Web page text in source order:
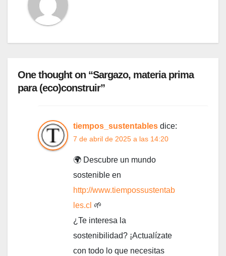
One thought on “Sargazo, materia prima
para (eco)construir”
tiempos_sustentables dice:
7 de abril de 2025 a las 14:20
🌍 Descubre un mundo
sostenible en
http://www.tiempossustentab
les.cl 🌱
¿Te interesa la
sostenibilidad? ¡Actualízate
con todo lo que necesitas